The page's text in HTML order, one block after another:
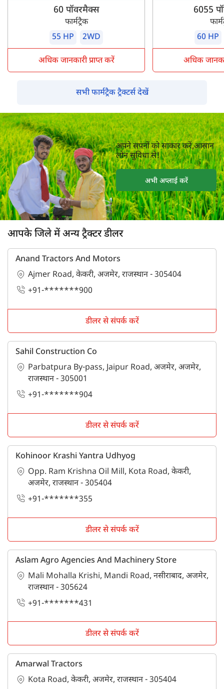
60 पॉवरमैक्स
फार्मट्रैक
55 HP
2WD
अधिक जानकारी प्राप्त करें
6055
60 HP
अधिक
सभी फार्मट्रैक ट्रैक्टर्स देखें
अपने सपनों को साकार करें,आसान
लोन सुविधा से!
अभी अप्लाई करें
आपके जिले में अन्य ट्रैक्टर डीलर
Anand Tractors And Motors
Ajmer Road, केकरी, अजमेर, राजस्थान - 305404
+91-*******900
डीलर से संपर्क करें
Sahil Construction Co
Parbatpura By-pass, Jaipur Road, अजमेर, अजमेर,
राजस्थान - 305001
+91-*******904
डीलर से संपर्क करें
Kohinoor Krashi Yantra Udhyog
Opp. Ram Krishna Oil Mill, Kota Road, केकरी,
अजमेर, राजस्थान - 305404
+91-*******355
डीलर से संपर्क करें
Aslam Agro Agencies And Machinery Store
Mali Mohalla Krishi, Mandi Road, नसीराबाद, अजमेर,
राजस्थान - 305624
+91-*******431
डीलर से संपर्क करें
Amarwal Tractors
Kota Road, केकरी, अजमेर, राजस्थान - 305404